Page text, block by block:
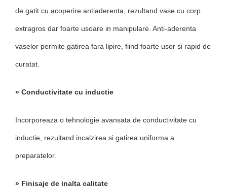
de gatit cu acoperire antiaderenta, rezultand vase cu corp
extragros dar foarte usoare in manipulare. Anti-aderenta
vaselor permite gatirea fara lipire, fiind foarte usor si rapid de
curatat.
» Conductivitate cu inductie
Incorporeaza o tehnologie avansata de conductivitate cu
inductie, rezultand incalzirea si gatirea uniforma a
preparatelor.
» Finisaje de inalta calitate